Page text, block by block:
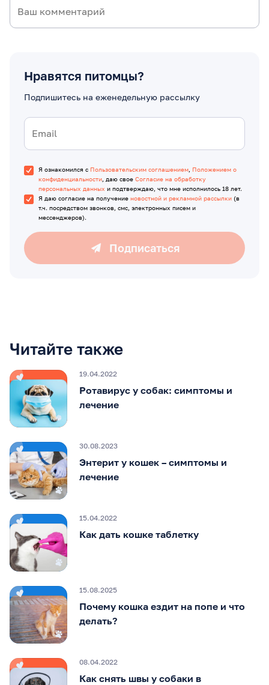
Нравятся питомцы?
Подпишитесь на еженедельную рассылку
Я ознакомился с Пользовательским соглашением, Положением о
конфиденциальности, даю свое Согласие на обработку
персональных данных и подтверждаю, что мне исполнилось 18 лет.
Я даю согласие на получение новостной и рекламной рассылки (в
т.ч. посредством звонков, смс, электронных писем и
мессенджеров).
Подписаться
Читайте также
19.04.2022
Ротавирус у собак: симптомы и
лечение
30.08.2023
Энтерит у кошек – симптомы и
лечение
15.04.2022
Как дать кошке таблетку
15.08.2025
Почему кошка ездит на попе и что
делать?
08.04.2022
Как снять швы у собаки в